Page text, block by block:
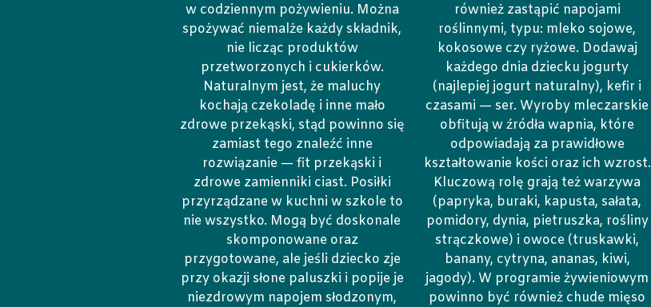
w codziennym pożywieniu. Można
spożywać niemalże każdy składnik,
nie licząc produktów
przetworzonych i cukierków.
Naturalnym jest, że maluchy
kochają czekoladę i inne mało
zdrowe przekąski, stąd powinno się
zamiast tego znaleźć inne
rozwiązanie — fit przekąski i
zdrowe zamienniki ciast. Posiłki
przyrządzane w kuchni w szkole to
nie wszystko. Mogą być doskonale
skomponowane oraz
przygotowane, ale jeśli dziecko zje
przy okazji słone paluszki i popije je
niezdrowym napojem słodzonym,
również zastąpić napojami
roślinnymi, typu: mleko sojowe,
kokosowe czy ryżowe. Dodawaj
każdego dnia dziecku jogurty
(najlepiej jogurt naturalny), kefir i
czasami — ser. Wyroby mleczarskie
obfitują w źródła wapnia, które
odpowiadają za prawidłowe
kształtowanie kości oraz ich wzrost.
Kluczową rolę grają też warzywa
(papryka, buraki, kapusta, sałata,
pomidory, dynia, pietruszka, rośliny
strączkowe) i owoce (truskawki,
banany, cytryna, ananas, kiwi,
jagody). W programie żywieniowym
powinno być również chude mięso